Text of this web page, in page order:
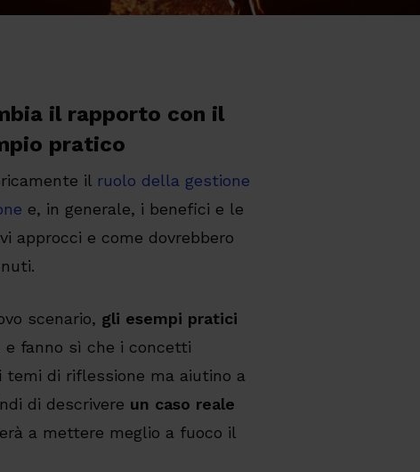
il rapporto con il
pratico
il ruolo della gestione
e, in generale, i benefici e le
approcci e come dovrebbero
scenario, gli esempi pratici
e fanno sì che i concetti
di riflessione ma aiutino a
di descrivere un caso reale
a mettere meglio a fuoco il